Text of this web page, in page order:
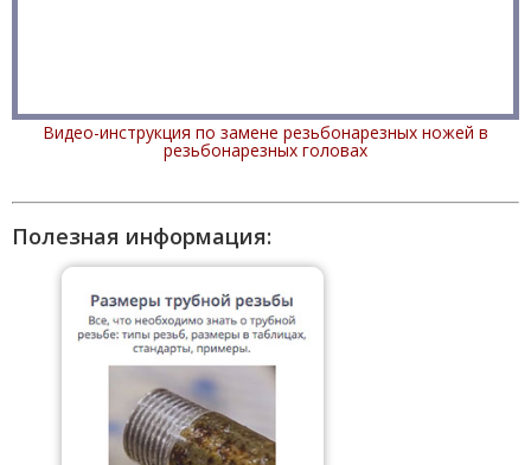
Видео-инструкция по замене резьбонарезных ножей в
резьбонарезных головах
Полезная информация: